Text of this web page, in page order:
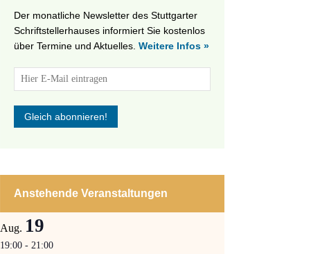
Der monatliche Newsletter des Stuttgarter
Schriftstellerhauses informiert Sie kostenlos
über Termine und Aktuelles. Weitere Infos »
Anstehende Veranstaltungen
Aug. 19
19:00 - 21:00